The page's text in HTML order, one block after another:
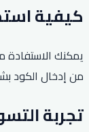
كيفية
يمكنك الاستفادة
من إدخال الكود
تجربة